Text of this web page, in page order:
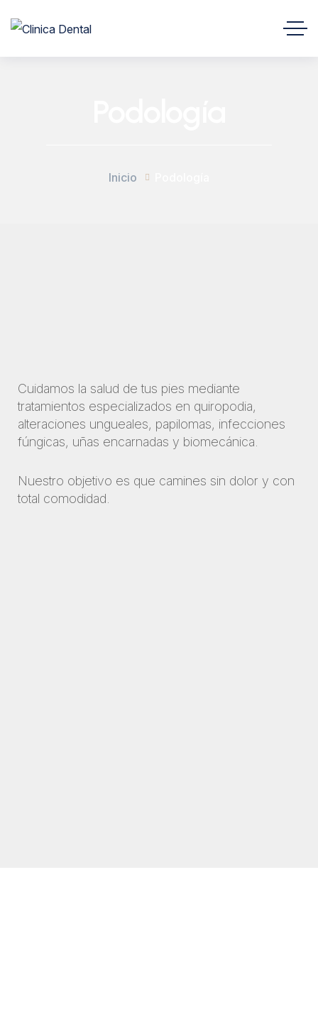
Inicio
Cuidamos la salud de tus pies mediante
tratamientos especializados en quiropodia,
alteraciones ungueales, papilomas, infecciones
fúngicas, uñas encarnadas y biomecánica.
Nuestro objetivo es que camines sin dolor y con
total comodidad.